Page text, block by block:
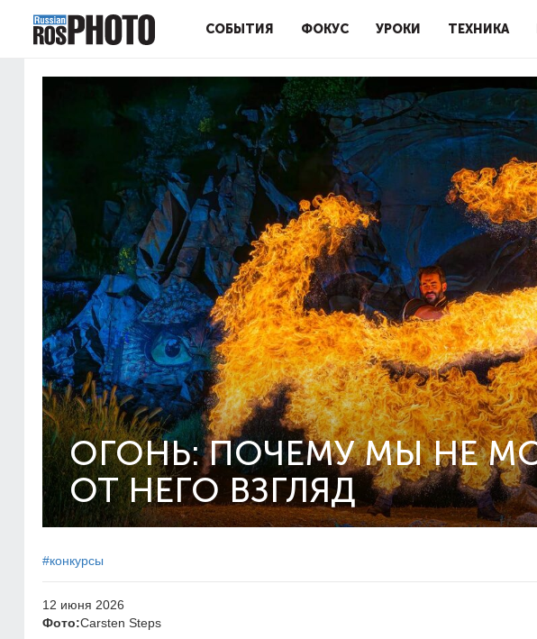
СОБЫТИЯ ФОКУС УРОКИ ТЕХНИКА
ОГОНЬ: ПОЧЕМУ МЫ НЕ
ОТ НЕГО ВЗГЛЯД
#конкурсы
12 июня 2026
Фото:Carsten Steps